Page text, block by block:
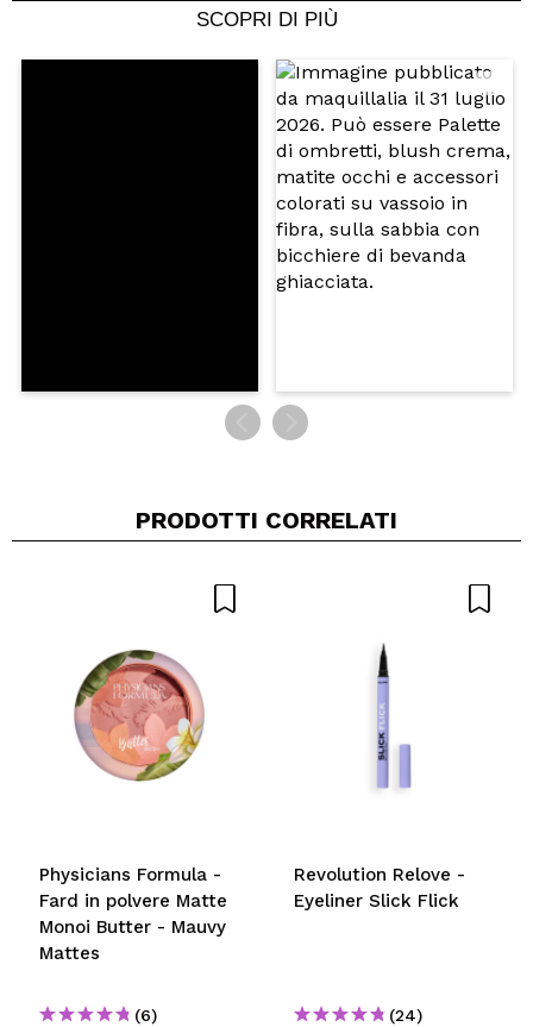
tutto il giorno.
Consiglieresti questo acquisto? Si
|Hace 7 años Utile Rispondi
Per il prezzo che ha è ottimo. Spero mi duri un bel
Consiglieresti questo acquisto?Si
Utile
SCOPRI DI PIÙ
PRODOTTI CORRELATI
Physicians Formula -
Fard in polvere Matte
Monoi Butter - Mauvy
Mattes
(6)
Revolution Relove -
Eyeliner Slick Flick
(24)